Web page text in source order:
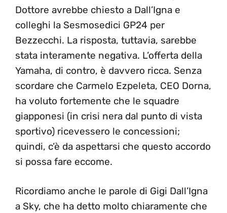
Dottore avrebbe chiesto a Dall’Igna e
colleghi la Sesmosedici GP24 per
Bezzecchi. La risposta, tuttavia, sarebbe
stata interamente negativa. L’offerta della
Yamaha, di contro, è davvero ricca. Senza
scordare che Carmelo Ezpeleta, CEO Dorna,
ha voluto fortemente che le squadre
giapponesi (in crisi nera dal punto di vista
sportivo) ricevessero le concessioni;
quindi, c’è da aspettarsi che questo accordo
si possa fare eccome.
Ricordiamo anche le parole di Gigi Dall’Igna
a Sky, che ha detto molto chiaramente che